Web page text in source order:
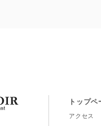
トップペ
アクセス